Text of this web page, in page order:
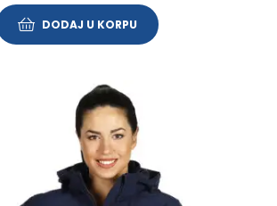
DODAJ U KORPU